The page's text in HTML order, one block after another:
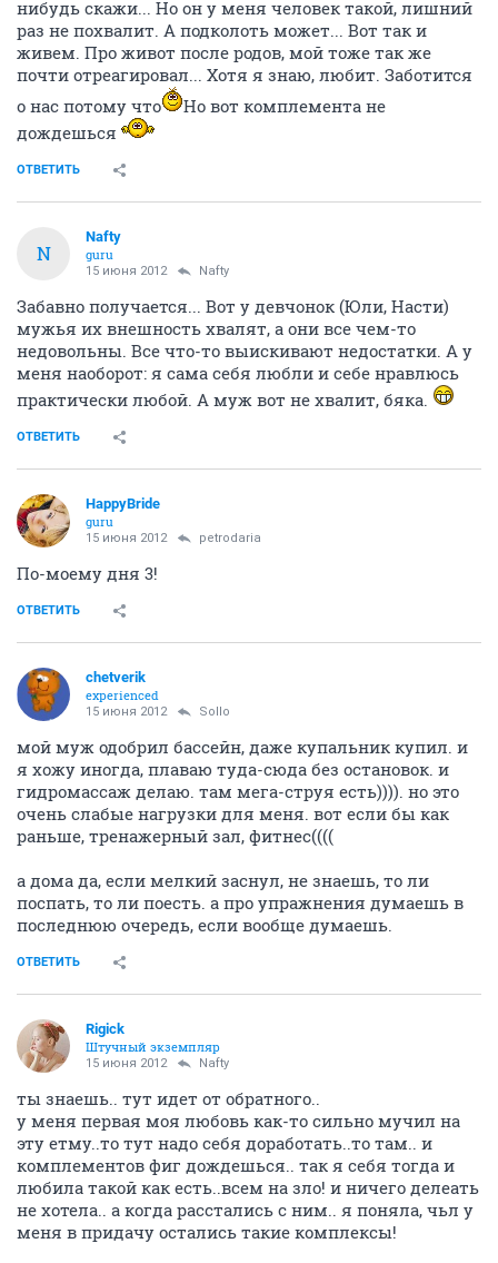
нибудь скажи... Но он у меня человек такой, лишний
раз не похвалит. А подколоть может... Вот так и
живем. Про живот после родов, мой тоже так же
почти отреагировал... Хотя я знаю, любит. Заботится
о нас потому что
Но вот комплемента не
дождешься
ОТВЕТИТЬ
N
Nafty
guru
15 июня 2012 Nafty
Забавно получается... Вот у девчонок (Юли, Насти)
мужья их внешность хвалят, а они все чем-то
недовольны. Все что-то выискивают недостатки. А у
меня наоборот: я сама себя любли и себе нравлюсь
практически любой. А муж вот не хвалит, бяка.
ОТВЕТИТЬ
HappyBride
guru
15 июня 2012 petrodaria
По-моему дня 3!
ОТВЕТИТЬ
chetverik
experienced
15 июня 2012 Sollo
мой муж одобрил бассейн, даже купальник купил. и
я хожу иногда, плаваю туда-сюда без остановок. и
гидромассаж делаю. там мега-струя есть)))). но это
очень слабые нагрузки для меня. вот если бы как
раньше, тренажерный зал, фитнес((((
а дома да, если мелкий заснул, не знаешь, то ли
поспать, то ли поесть. а про упражнения думаешь в
последнюю очередь, если вообще думаешь.
ОТВЕТИТЬ
Rigick
Штучный экземпляр
15 июня 2012 Nafty
ты знаешь.. тут идет от обратного..
у меня первая моя любовь как-то сильно мучил на
эту етму..то тут надо себя доработать..то там.. и
комплементов фиг дождешься.. так я себя тогда и
любила такой как есть..всем на зло! и ничего делеать
не хотела.. а когда расстались с ним.. я поняла, чьл у
меня в придачу остались такие комплексы!